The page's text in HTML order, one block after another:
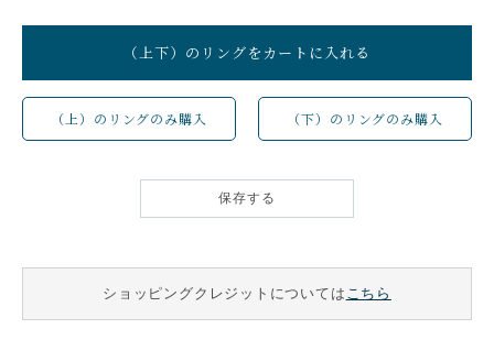
（上下）のリングをカートに入れる
（上）のリングのみ購入 （下）のリングのみ購入
保存する
ショッピングクレジットについては こちら